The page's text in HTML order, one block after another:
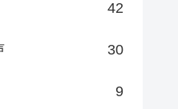
42
30
9